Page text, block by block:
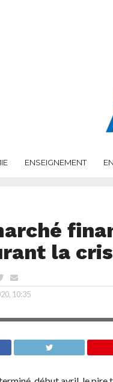
ENSEIGNEMENT
la
10:35